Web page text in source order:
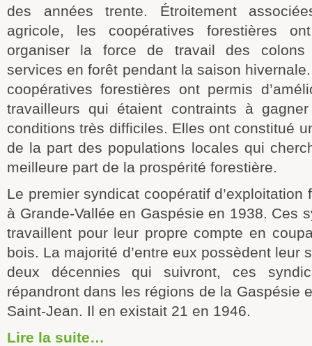
des années trente. Étroitement
agricole, les coopératives forestières
organiser la force de travail des colons
services en forêt pendant la saison
coopératives forestières ont permis
travailleurs qui étaient contraints à
conditions très difficiles. Elles ont constitué
de la part des populations locales qui
meilleure part de la prospérité forestière.
Le premier syndicat coopératif d’exploitation
à Grande-Vallée en Gaspésie en 1938. Ces
travaillent pour leur propre compte en
bois. La majorité d’entre eux possèdent leur
deux décennies qui suivront, ces
répandront dans les régions de la Gaspésie
Saint-Jean. Il en existait 21 en 1946.
Lire la suite…